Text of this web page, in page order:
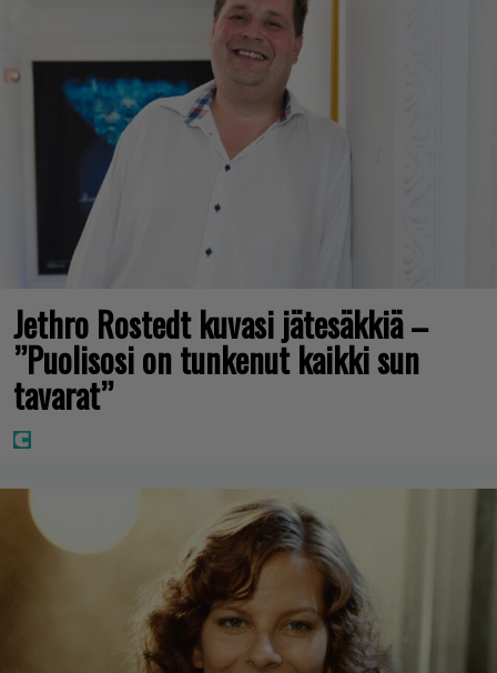
Jethro Rostedt kuvasi jätesäkkiä –
”Puolisosi on tunkenut kaikki sun
tavarat”